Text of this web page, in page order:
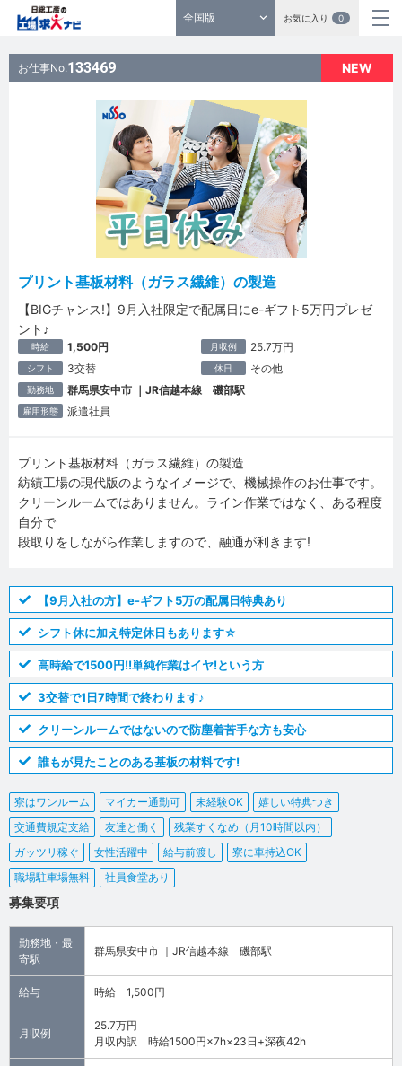
全国版 お気に入り 0
NEW
お仕事No.133469
プリント基板材料（ガラス繊維）の製造
【BIGチャンス!】9月入社限定で配属日にe-ギフト5万円プレゼ
ント♪
時給 1,500円 月収例 25.7万円
シフト 3交替 休日 その他
勤務地 群馬県安中市 ｜JR信越本線 磯部駅
雇用形態 派遣社員
プリント基板材料（ガラス繊維）の製造
紡績工場の現代版のようなイメージで、機械操作のお仕事です。
クリーンルームではありません。ライン作業ではなく、ある程度
自分で
段取りをしながら作業しますので、融通が利きます!
【9月入社の方】e-ギフト5万の配属日特典あり
シフト休に加え特定休日もあります☆
高時給で1500円!!単純作業はイヤ!という方
3交替で1日7時間で終わります♪
クリーンルームではないので防塵着苦手な方も安心
誰もが見たことのある基板の材料です!
寮はワンルーム マイカー通勤可 未経験OK
嬉しい特典つき
交通費規定支給
友達と働く
残業すくなめ（月10時間以内）
ガッツリ稼ぐ
女性活躍中 給与前渡し
寮に車持込OK
職場駐車場無料
社員食堂あり
募集要項
勤務地・最
寄駅
群馬県安中市 ｜JR信越本線 磯部駅
給与 時給 1,500円
月収例
25.7万円
月収内訳 時給1500円×7h×23日+深夜42h